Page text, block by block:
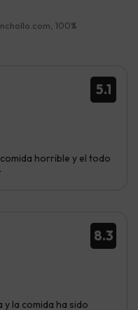
100%
5.1
horrible y el todo
8.3
la comida ha sido